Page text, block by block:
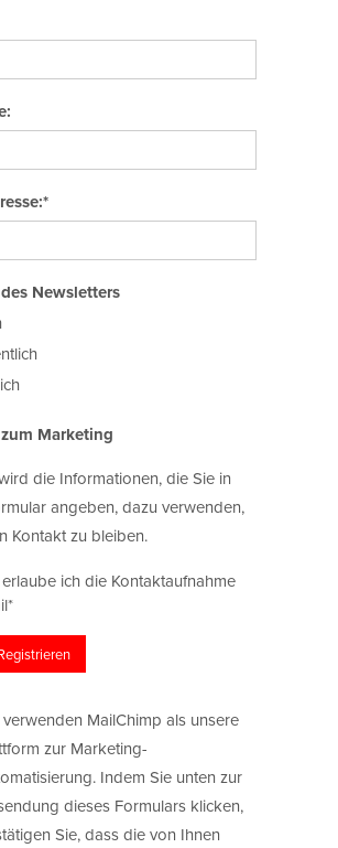
Newsletters
Marketing
die Informationen, die Sie in
angeben, dazu verwenden,
Kontakt zu bleiben.
ich die Kontaktaufnahme
MailChimp als unsere
zur Marketing-
Indem Sie unten zur
dieses Formulars klicken,
Sie, dass die von Ihnen